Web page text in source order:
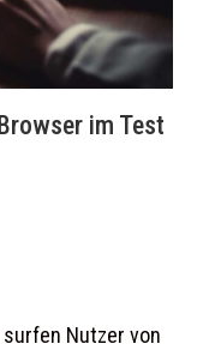
im Test
Nutzer von